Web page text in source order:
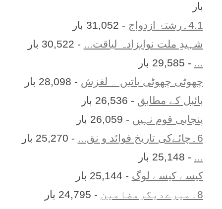
بار
4.1۔رشتۂ ازدواج
- 31,052 بار
شہیدِ ملت نوابزادہ لیاقت... - 30,522 بار
... - 29,585 بار
چھوٹی چھوٹی باتیں ۔ لغزش - 28,098 بار
بائبل کے مطابق - 26,536 بار
پنجابی قوم نہیں - 26,059 بار
6۔چائےکی تاریخ فوائد و نق...
- 25,270 بار
... - 25,148 بار
کیسے کیسے لوگ - 25,144 بار
8۔میرےدیگرمضامین
- 24,795 بار